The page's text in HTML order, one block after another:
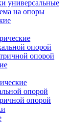
универсальные
на опоры
опорой
опорой
опорой
опорой